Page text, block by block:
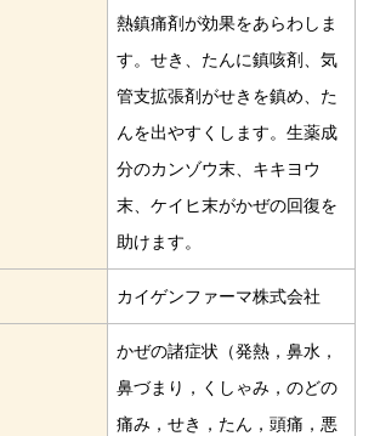
熱鎮痛剤が効果をあらわしま
す。せき、たんに鎮咳剤、気
管支拡張剤がせきを鎮め、た
んを出やすくします。生薬成
分のカンゾウ末、キキヨウ
末、ケイヒ末がかぜの回復を
助けます。
カイゲンファーマ株式会社
かぜの諸症状（発熱，鼻水，
鼻づまり，くしゃみ，のどの
痛み，せき，たん，頭痛，悪